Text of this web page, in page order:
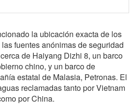
la ubicación exacta de los
fuentes anónimas de seguridad
de Haiyang Dizhi 8, un barco
chino, y un barco de
estatal de Malasia, Petronas. El
reclamadas tanto por Vietnam
por China.